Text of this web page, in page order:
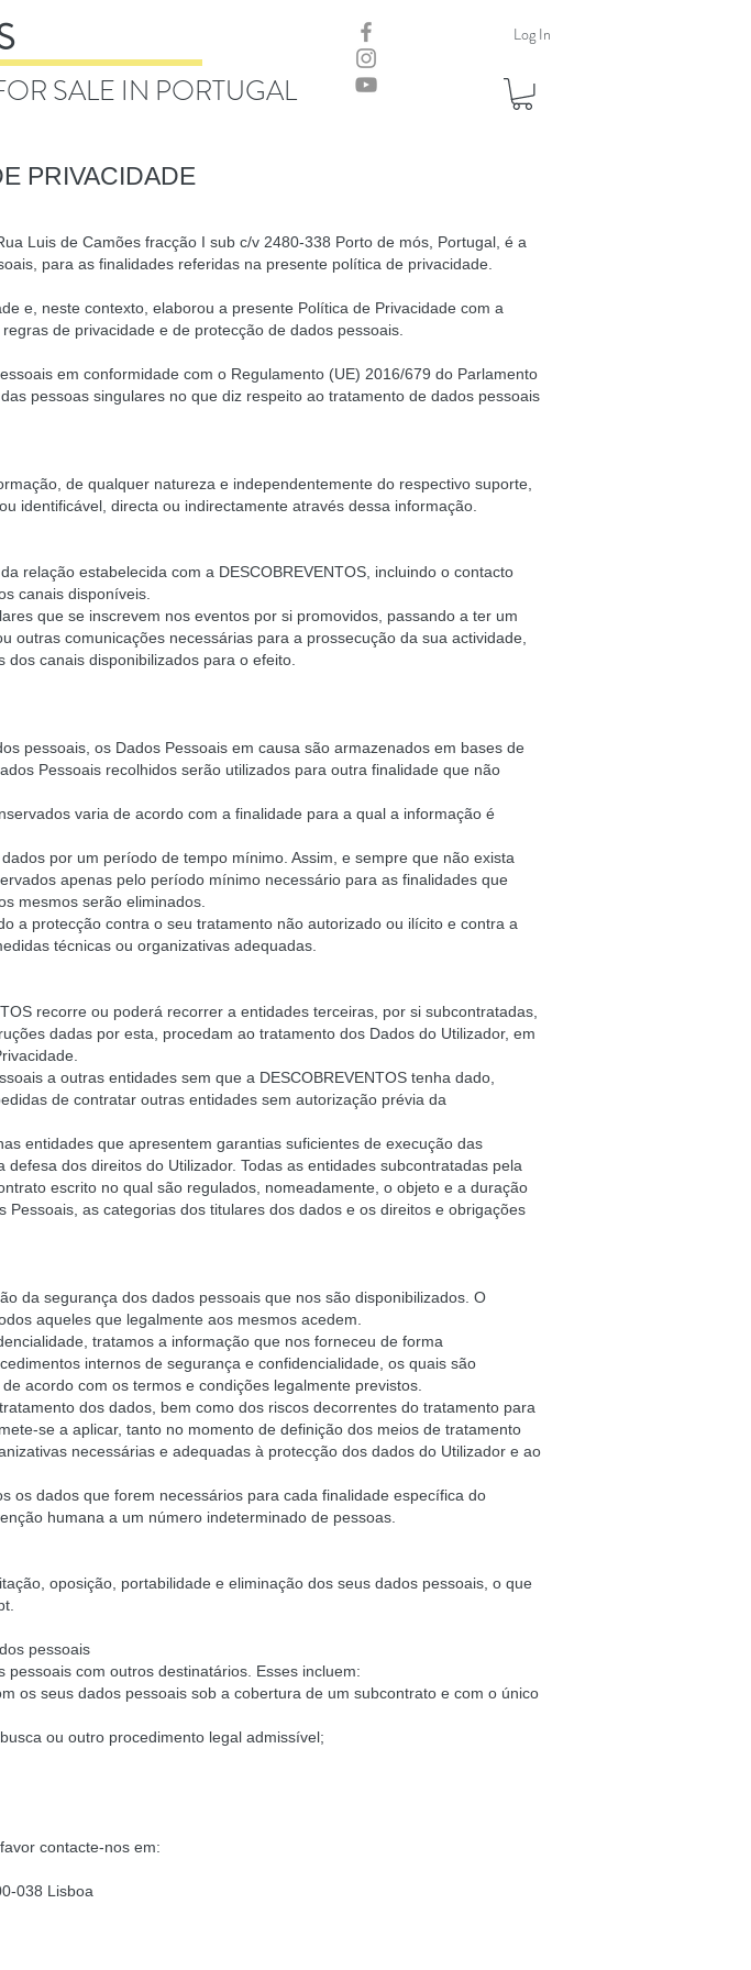
SALE IN PORTUGAL
Log In
PRIVACIDADE
Luis de Camões fracção I sub c/v 2480-338 Porto de mós, Portugal, é a
para as finalidades referidas na presente política de privacidade.
e, neste contexto, elaborou a presente Política de Privacidade com a
de privacidade e de protecção de dados pessoais.
em conformidade com o Regulamento (UE) 2016/679 do Parlamento
pessoas singulares no que diz respeito ao tratamento de dados pessoais
de qualquer natureza e independentemente do respectivo suporte,
identificável, directa ou indirectamente através dessa informação.
relação estabelecida com a DESCOBREVENTOS, incluindo o contacto
canais disponíveis.
que se inscrevem nos eventos por si promovidos, passando a ter um
comunicações necessárias para a prossecução da sua actividade,
canais disponibilizados para o efeito.
pessoais, os Dados Pessoais em causa são armazenados em bases de
Pessoais recolhidos serão utilizados para outra finalidade que não
varia de acordo com a finalidade para a qual a informação é
por um período de tempo mínimo. Assim, e sempre que não exista
apenas pelo período mínimo necessário para as finalidades que
mesmos serão eliminados.
a protecção contra o seu tratamento não autorizado ou ilícito e contra a
técnicas ou organizativas adequadas.
recorre ou poderá recorrer a entidades terceiras, por si subcontratadas,
dadas por esta, procedam ao tratamento dos Dados do Utilizador, em
a outras entidades sem que a DESCOBREVENTOS tenha dado,
de contratar outras entidades sem autorização prévia da
entidades que apresentem garantias suficientes de execução das
dos direitos do Utilizador. Todas as entidades subcontratadas pela
escrito no qual são regulados, nomeadamente, o objeto e a duração
as categorias dos titulares dos dados e os direitos e obrigações
da segurança dos dados pessoais que nos são disponibilizados. O
aqueles que legalmente aos mesmos acedem.
tratamos a informação que nos forneceu de forma
internos de segurança e confidencialidade, os quais são
acordo com os termos e condições legalmente previstos.
dos dados, bem como dos riscos decorrentes do tratamento para
se a aplicar, tanto no momento de definição dos meios de tratamento
necessárias e adequadas à protecção dos dados do Utilizador e ao
os dados que forem necessários para cada finalidade específica do
humana a um número indeterminado de pessoas.
oposição, portabilidade e eliminação dos seus dados pessoais, o que
pessoais
com outros destinatários. Esses incluem:
os seus dados pessoais sob a cobertura de um subcontrato e com o único
ou outro procedimento legal admissível;
contacte-nos em:
038 Lisboa